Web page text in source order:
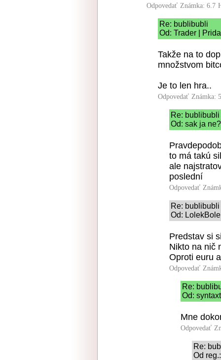
Odpovedať Známka: 6.7
Re: bublibubli
Od: Trader |
Takže na to
množstvom
Je to len hra..
Odpovedať Známka:
Re: bublibubli
Od: sak ja
to má takú
ale
poslední
Odpovedať
Re: bublibubli
Od:
Predstav si
Nikto na nič
Oproti euru
Odpovedať
Re:
Od:
Mne
Odpovedať
Re:
Od